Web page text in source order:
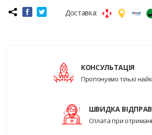
Доставка:
КОНСУЛЬТАЦІЯ
Пропонуємо тількі
ШВИДКА
Сплата при